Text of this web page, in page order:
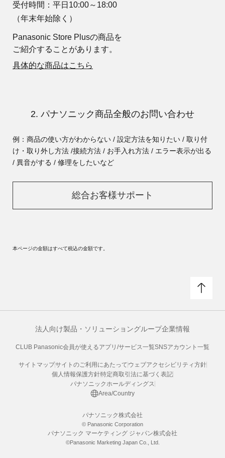
受付時間：平日10:00～18:00
（年末年始除く）
Panasonic Store Plusの商品を
ご紹介することがあります。
具体的な商品はこちら
2. パナソニック商品全般のお問い合わせ
例：商品の使い方がわからない / 設定方法を知りたい / 取り付
け・取り外し方法 /接続方法 / お手入れ方法 / エラー表示が出る
/ 異音がする / 修理をしたいなど
総合お客様サポート
本ページの金額はすべて税込の金額です。
法人向け製品・ソリューショングループ企業情報
CLUB Panasonic会員が使えるアプリ/サービス一覧SNSアカウント一覧
サイトマップサイトのご利用にあたって ウェブアクセシビリティ方針
個人情報保護方針特定商取引法に基づく表記
パナソニックホールディングス
Area/Country
パナソニック株式会社
© Panasonic Corporation
パナソニック マーケティング ジャパン株式会社
©Panasonic Marketing Japan Co., Ltd.